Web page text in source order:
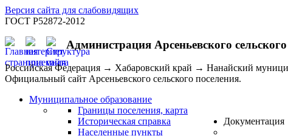
Версия сайта для слабовидящих
ГОСТ Р52872-2012
Администрация Арсеньевского
Российская Федерация → Хабаровский край → Нанайский
Официальный сайт Арсеньевского сельского поселения.
Муниципальное образование
Границы поселения, карта
Историческая справка
Населенные пункты
Документация